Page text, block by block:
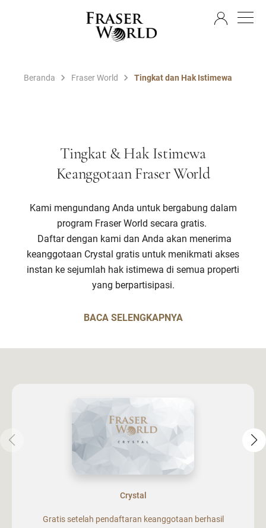
Beranda Fraser World Tingkat dan Hak Istimewa
Tingkat & Hak Istimewa
Keanggotaan Fraser World
Kami mengundang Anda untuk bergabung dalam
program Fraser World secara gratis.
Daftar dengan kami dan Anda akan menerima
keanggotaan Crystal gratis untuk menikmati akses
instan ke sejumlah hak istimewa di semua properti
yang berpartisipasi.
BACA SELENGKAPNYA
Crystal
Gratis setelah pendaftaran keanggotaan berhasil